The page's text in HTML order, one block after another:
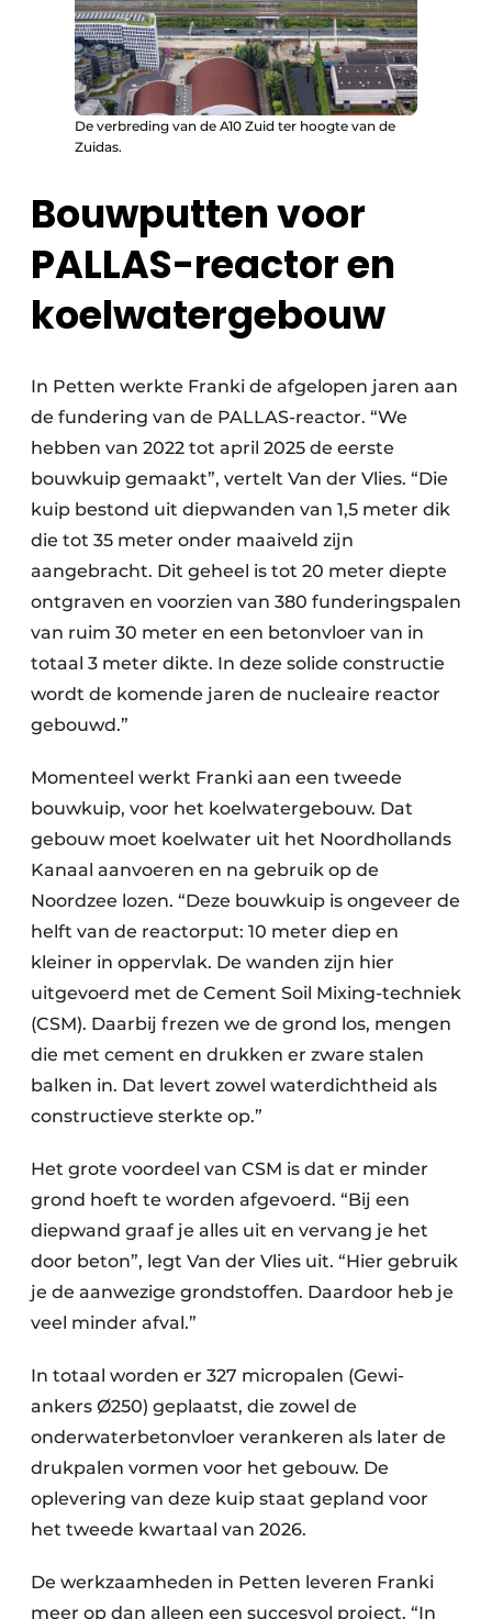
De verbreding van de A10 Zuid ter hoogte van de
Zuidas.
Bouwputten voor
PALLAS-reactor en
koelwatergebouw
In Petten werkte Franki de afgelopen jaren aan
de fundering van de PALLAS-reactor. “We
hebben van 2022 tot april 2025 de eerste
bouwkuip gemaakt”, vertelt Van der Vlies. “Die
kuip bestond uit diepwanden van 1,5 meter dik
die tot 35 meter onder maaiveld zijn
aangebracht. Dit geheel is tot 20 meter diepte
ontgraven en voorzien van 380 funderingspalen
van ruim 30 meter en een betonvloer van in
totaal 3 meter dikte. In deze solide constructie
wordt de komende jaren de nucleaire reactor
gebouwd.”
Momenteel werkt Franki aan een tweede
bouwkuip, voor het koelwatergebouw. Dat
gebouw moet koelwater uit het Noordhollands
Kanaal aanvoeren en na gebruik op de
Noordzee lozen. “Deze bouwkuip is ongeveer de
helft van de reactorput: 10 meter diep en
kleiner in oppervlak. De wanden zijn hier
uitgevoerd met de Cement Soil Mixing-techniek
(CSM). Daarbij frezen we de grond los, mengen
die met cement en drukken er zware stalen
balken in. Dat levert zowel waterdichtheid als
constructieve sterkte op.”
Het grote voordeel van CSM is dat er minder
grond hoeft te worden afgevoerd. “Bij een
diepwand graaf je alles uit en vervang je het
door beton”, legt Van der Vlies uit. “Hier gebruik
je de aanwezige grondstoffen. Daardoor heb je
veel minder afval.”
In totaal worden er 327 micropalen (Gewi-
ankers Ø250) geplaatst, die zowel de
onderwaterbetonvloer verankeren als later de
drukpalen vormen voor het gebouw. De
oplevering van deze kuip staat gepland voor
het tweede kwartaal van 2026.
De werkzaamheden in Petten leveren Franki
meer op dan alleen een succesvol project. “In